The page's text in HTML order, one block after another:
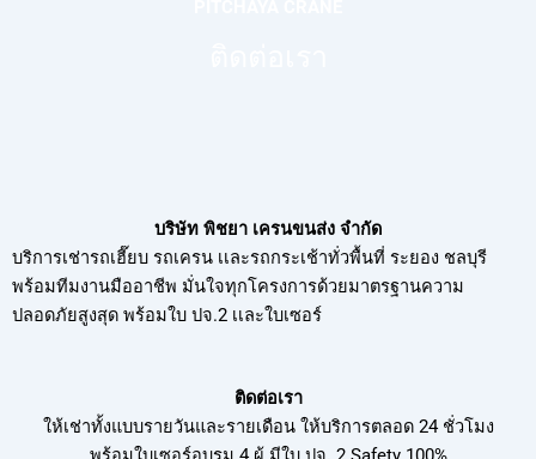
บริษัท พิชยา เครนขนส่ง จำกัด
บริการเช่ารถเฮี๊ยบ รถเครน เเละรถกระเช้าทั่วพื้นที่ ระยอง ชลบุรี
พร้อมทีมงานมืออาชีพ มั่นใจทุกโครงการด้วยมาตรฐานความ
ปลอดภัยสูงสุด พร้อมใบ ปจ.2 เเละใบเซอร์
ติดต่อเรา
ให้เช่าทั้งแบบรายวันและรายเดือน ให้บริการตลอด 24 ชั่วโมง